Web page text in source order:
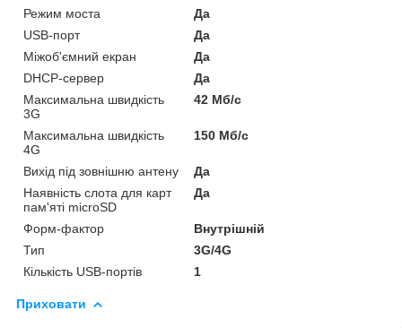
Режим моста
Да
USB-порт
Да
Міжоб'ємний екран
Да
DHCP-сервер
Да
Максимальна швидкість
3G
42 Мб/с
Максимальна швидкість
4G
150 Мб/с
Вихід під зовнішню антену
Да
Наявність слота для карт
пам'яті microSD
Да
Форм-фактор
Внутрішній
Тип
3G/4G
Кількість USB-портів
1
Приховати